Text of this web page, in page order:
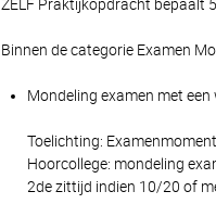
ZELF Praktijkopdracht bepaalt
Binnen de categorie Examen
Mondeling examen met
Toelichting:
Hoorcollege: mondeling
2de zittijd indien 10/20 of